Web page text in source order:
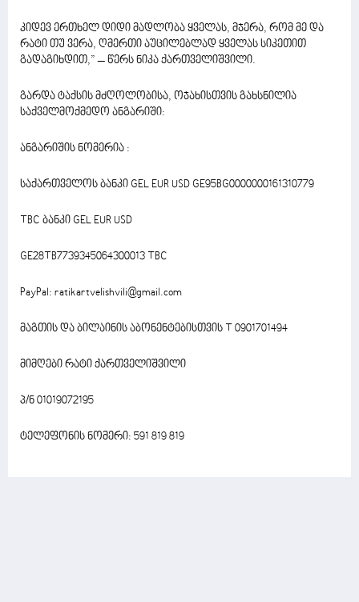
კიდევ ერთხელ დიდი მადლობა ყველას, მჯერა, რომ მე და
რატი თუ ვერა, ღმერთი აუცილებლად ყველას სიკეთით
გადაგიხდით,” – წერს ნიკა ქართველიშვილი.
გარდა ტაქსის მძღოლობისა, ოჯახისთვის გახსნილია
საქველმოქმედო ანგარიში:
ანგარიშის ნომერია :
საქართველოს ბანკი GEL EUR USD GE95BG0000000161310779
TBC ბანკი GEL EUR USD
GE28TB7739345064300013 TBC
PayPal: ratikartvelishvili@gmail.com
მაგთის და ბილაინის აბონენტებისთვის T 0901701494
მიმღები რატი ქართველიშვილი
პ/ნ 01019072195
ტელეფონის ნომერი: 591 819 819